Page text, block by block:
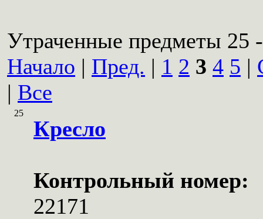
Утраченные предметы 25
Начало | Пред. | 1 2 3 4 5 |
| Все
25
Кресло
Контрольный номер:
22171